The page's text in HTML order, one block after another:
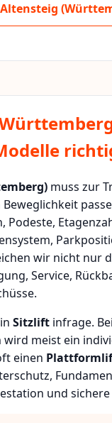
muss zur
Podeste,
wir nicht nur
Service,
Sitzlift infrage.
meist ein
einen
und